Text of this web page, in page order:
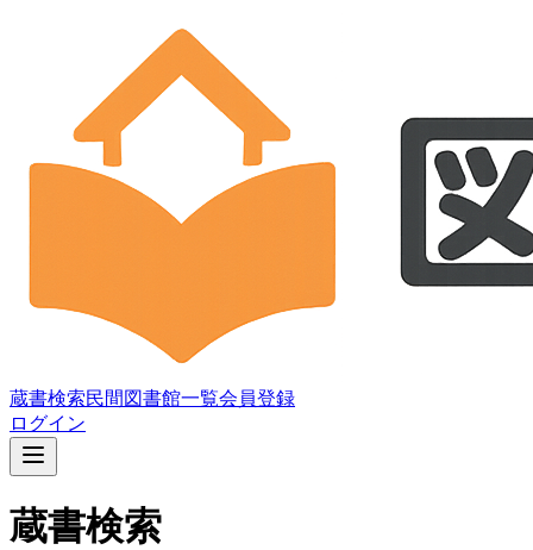
蔵書検索民間図書館一覧会員登録
ログイン
蔵書検索